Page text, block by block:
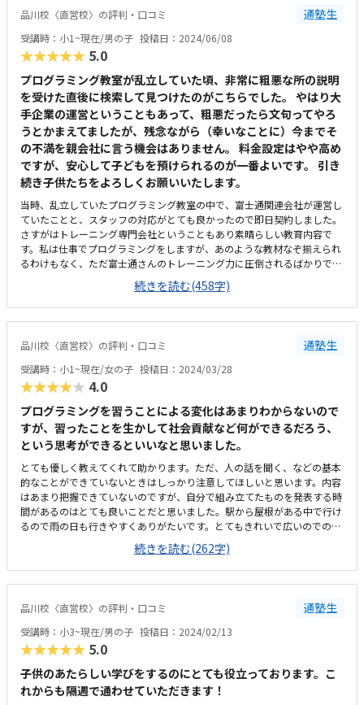
子どもは毎回楽しく通っていました。
特に問題がございません！
電話に出た女性スタッフの対応が非常に悪かった。特にない
品川校〈直営校〉の評判・口コミ 通塾生
受講時：小1~現在/男の子 投稿日：2024/06/08
★★★★★ 5.0
プログラミング教室が乱立していた頃、非常に粗悪な所の説明
を受けた直後に検索して見つけたのがこちらでした。 やはり大
手企業の運営ということもあって、粗悪だったら文句ってやろ
うとかまえてましたが、残念ながら（幸いなことに）今までそ
の不満を親会社に言う機会はありません。 料金設定はやや高め
ですが、安心して子どもを預けられるのが一番よいです。 引き
続き子供たちをよろしくお願いいたします。
当時、乱立していたプログラミング教室の中で、富士通関連会社が運営し
ていたことと、スタッフの対応がとても良かったので即日契約しました。
さすがはトレーニング専門会社ということもあり素晴らしい教育内容で
す。私は仕事でプログラミングをしますが、あのような教材なぞ揃えられ
るわけもなく、ただ富士通さんのトレーニング力に圧倒されるばかりで
す。近くにはマックなど飲食店も充実していて、子どもを預けているあい
だ、ゆっくりできます。ただ、駅からは歩くので注意が必要です。とは言
え、アーケードを伝っていけますので、雨に濡れることはありません。富
士山のトレーニングルームということもありとてもきれいです。休憩スペ
ん奇妙な魔改造を始めるくらいの知識と好奇心を得ているものと思いま
す。やや高い気もしますが、他と比べたことがないのでよくわからないで
す。教材は素晴らしいです。あと、各個人の理解度に合わせて進めている
ようなので、こちらにお願いしてよかったと思います。特にないです。
続きを読む(458字)
品川校〈直営校〉の評判・口コミ 通塾生
受講時：小1~現在/女の子 投稿日：2024/03/28
★★★★★ 4.0
プログラミングを習うことによる変化はあまりわからないので
すが、習ったことを生かして社会貢献など何ができるだろう、
という思考ができるといいなと思いました。
とても優しく教えてくれて助かります。ただ、人の話を聞く、などの基本
的なことができていないときはしっかり注意してほしいと思います。内容
はあまり把握できていないのですが、自分で組み立てたものを発表する時
間があるのはとても良いことだと思いました。駅から屋根がある中で行け
るので雨の日も行きやすくありがたいです。とてもきれいで広いのでのび
のびと過ごせています。感染予防もできると思います。少し高いかなとは
思いますが他の教室と比べても大差は感じないです。ロボットの教材費が
追加でかからないところがとてもありがたいです。特になし特になし
続きを読む(262字)
品川校〈直営校〉の評判・口コミ 通塾生
受講時：小3~現在/男の子 投稿日：2024/02/13
★★★★★ 5.0
子供のあたらしい学びをするのにとても役立っております。こ
れからも隔週で通わせていただきます！